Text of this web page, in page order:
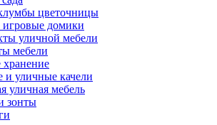
цветочницы
игровые домики
уличной мебели
мебели
хранение
и уличные качели
уличная мебель
зонты